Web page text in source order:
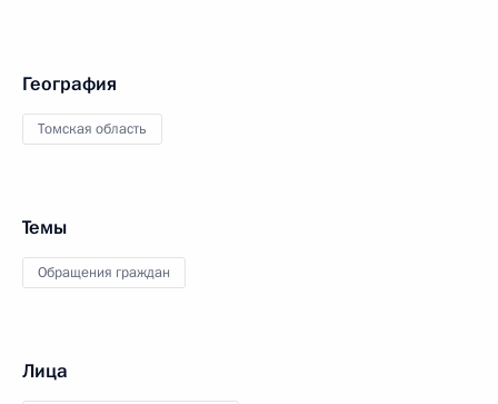
География
Томская область
Темы
Обращения граждан
Лица